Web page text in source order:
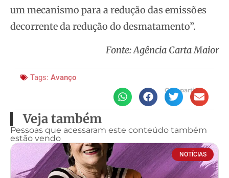
um mecanismo para a redução das emissões
decorrente da redução do desmatamento”.
Fonte: Agência Carta Maior
Tags: Avanço
Compartilhe
Veja também
Pessoas que acessaram este conteúdo também
estão vendo
NOTÍCIAS